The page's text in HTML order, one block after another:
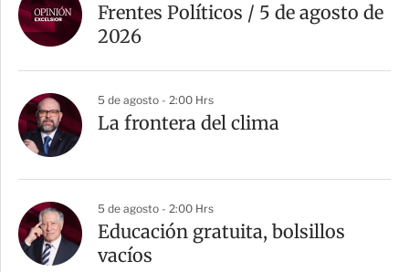
Frentes Políticos / 5 de agosto de
2026
5 de agosto - 2:00 Hrs
La frontera del clima
5 de agosto - 2:00 Hrs
Educación gratuita, bolsillos
vacíos